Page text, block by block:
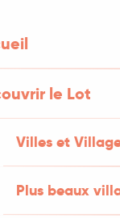
le Lot
Villes et
Plus beaux
Auberge
An à la
REPAS